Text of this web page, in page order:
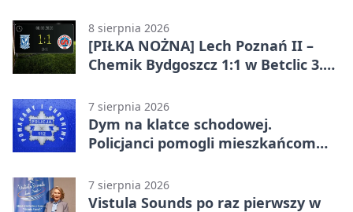
8 sierpnia 2026
[PIŁKA NOŻNA] Lech Poznań II –
Chemik Bydgoszcz 1:1 w Betclic 3.
Bydgoszczanie wywieźli punkt z
Wronek
7 sierpnia 2026
Dym na klatce schodowej.
Policjanci pomogli mieszkańcom
7 sierpnia 2026
Vistula Sounds po raz pierwszy w